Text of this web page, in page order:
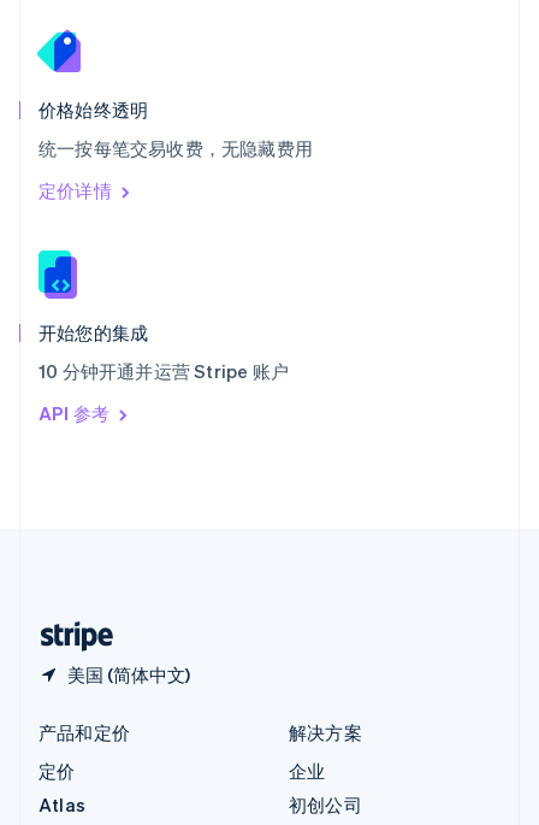
价格始终透明
统一按每笔交易收费，无隐藏费用
定价详情
开始您的集成
10 分钟开通并运营 Stripe 账户
API 参考
美国 (简体中文)
English
泰国
ไทย
希腊
English
西班牙
Español
新加坡
新西兰
匈牙利
English
ItalianoEnglish
印度
English
产品和定价
定价
Atlas
解决方案
企业
初创公司